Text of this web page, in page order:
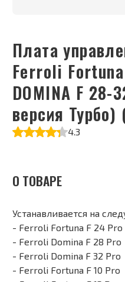
Плата управления с дисплеем
Ferroli
DOMINA F 28-
версия Турбо)
4.3
О ТОВАРЕ
Устанавливается на
- Ferroli Fortuna F 24 Pro
- Ferroli Domina F 28 Pro
- Ferroli Domina F 32 Pro
- Ferroli Fortuna F 10 Pro